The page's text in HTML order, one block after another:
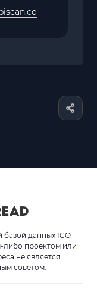
базой данных ICO
либо проектом или
не является
советом.